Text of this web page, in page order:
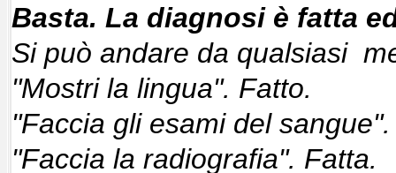
Basta. La diagnosi è fatta
Si può andare da qualsiasi
"Mostri la lingua". Fatto.
"Faccia gli esami del
"Faccia la radiografia". Fatta.